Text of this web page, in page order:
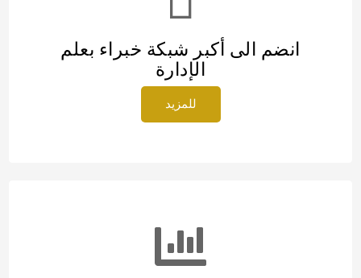
انضم الى أكبر شبكة خبراء بعلم
الإدارة
للمزيد